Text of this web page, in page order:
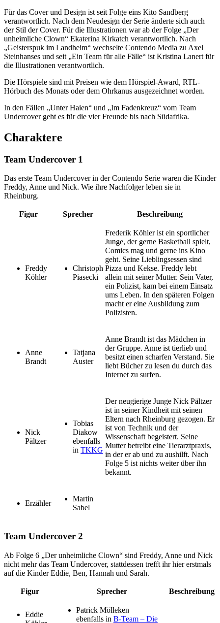
Für das Cover und Design ist seit Folge eins Kito Sandberg
verantwortlich. Nach dem Neudesign der Serie änderte sich auch
der Stil der Cover. Für die Illustrationen war ab der Folge „Der
unheimliche Clown“ Ekaterina Kirkatch verantwortlich. Nach
„Geisterspuk im Landheim“ wechselte Contendo Media zu Axel
Steinhanses und seit „Ein Team für alle Fälle“ ist Kristina Lanert für
die Illustrationen verantwortlich.
Die Hörspiele sind mit Preisen wie dem Hörspiel-Award, RTL-
Hörbuch des Monats oder dem Ohrkanus ausgezeichnet worden.
In den Fällen „Unter Haien“ und „Im Fadenkreuz“ vom Team
Undercover geht es für die vier Freunde bis nach Südafrika.
Charaktere
Team Undercover 1
Das erste Team Undercover in der Contendo Serie waren die Kinder
Freddy, Anne und Nick. Wie ihre Nachfolger leben sie in
Rheinburg.
Figur Sprecher Beschreibung
Freddy
Köhler
Christoph
Piasecki
Frederik Köhler ist ein sportlicher
Junge, der gerne Basketball spielt,
Comics mag und gerne ins Kino
geht. Seine Lieblingsessen sind
Pizza und Kekse. Freddy lebt
allein mit seiner Mutter. Sein Vater,
ein Polizist, kam bei einem Einsatz
ums Leben. In den späteren Folgen
macht er eine Ausbildung zum
Polizisten.
Anne
Brandt
Tatjana
Auster
Anne Brandt ist das Mädchen in
der Gruppe. Anne ist tierlieb und
besitzt einen scharfen Verstand. Sie
liebt Bücher zu lesen du durch das
Internet zu surfen.
Nick
Pältzer
Tobias
Diakow
ebenfalls
in TKKG
Der neugierige Junge Nick Pältzer
ist in seiner Kindheit mit seinen
Eltern nach Rheinburg gezogen. Er
ist von Technik und der
Wissenschaft begeistert. Seine
Mutter betreibt eine Tierarztpraxis,
in der er ab und zu aushilft. Nach
Folge 5 ist nichts weiter über ihn
bekannt.
Erzähler
Martin
Sabel
Team Undercover 2
Ab Folge 6 „Der unheimliche Clown“ sind Freddy, Anne und Nick
nicht mehr das Team Undercover, stattdessen trefft ihr hier erstmals
auf die Kinder Eddie, Ben, Hannah und Sarah.
Figur Sprecher Beschreibung
Eddie
Patrick Mölleken
ebenfalls in B-Team – Die